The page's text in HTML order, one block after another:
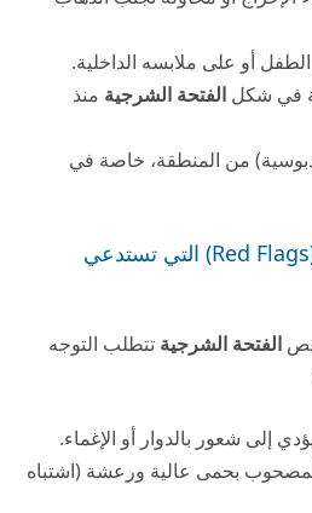
أو على ملابسه الداخلية.
في شكل الفتحة الشرجية منذ
من المنطقة، خاصة في
ثالثاً : العلامات الحمراء (Red Flags) التي تستدعي
الفتحة الشرجية تتطلب التوجه
إلى شعور بالدوار أو الإغماء.
المصحوب بحمى عالية ورعشة (اشتباه